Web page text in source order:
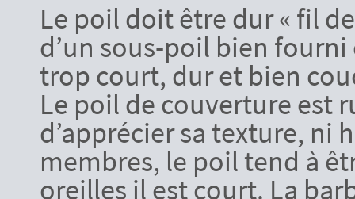
Le poil doit être dur « fil
d’un sous-poil bien
trop court, dur et bien
Le poil de couverture est
d’apprécier sa texture, ni
membres, le poil tend à
oreilles il est court. La